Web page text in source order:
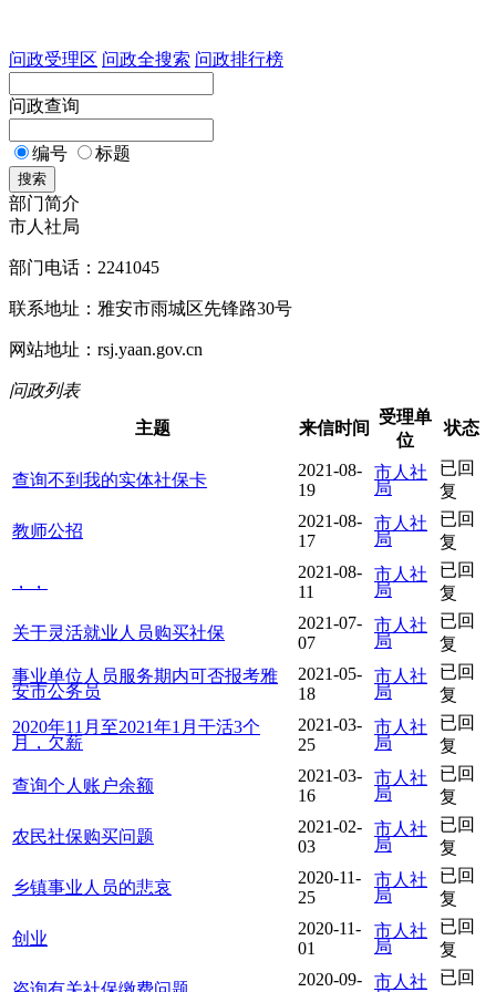
问政受理区 问政全搜索 问政排行榜
问政查询
编号 标题
搜索
部门简介
市人社局
部门电话：2241045
联系地址：雅安市雨城区先锋路30号
网站地址：rsj.yaan.gov.cn
问政列表
主题
来信时间
受理单
位
状态
查询不到我的实体社保卡
2021-08-
19
市人社
局
已回
复
教师公招
2021-08-
17
市人社
局
已回
复
，，
2021-08-
11
市人社
局
已回
复
关于灵活就业人员购买社保
2021-07-
07
市人社
局
已回
复
事业单位人员服务期内可否报考雅
安市公务员
2021-05-
18
市人社
局
已回
复
2020年11月至2021年1月干活3个
月，欠薪
2021-03-
25
市人社
局
已回
复
查询个人账户余额
2021-03-
16
市人社
局
已回
复
农民社保购买问题
2021-02-
03
市人社
局
已回
复
乡镇事业人员的悲哀
2020-11-
25
市人社
局
已回
复
创业
2020-11-
01
市人社
局
已回
复
2020-09-
市人社
已回